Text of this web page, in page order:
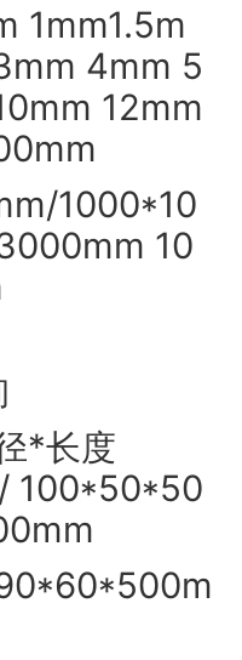
1mm1.5m
4mm 5
12mm
1000*10
10
*长度
100*50*50